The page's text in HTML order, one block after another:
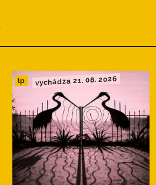
lp vychádza 21. 08. 2026